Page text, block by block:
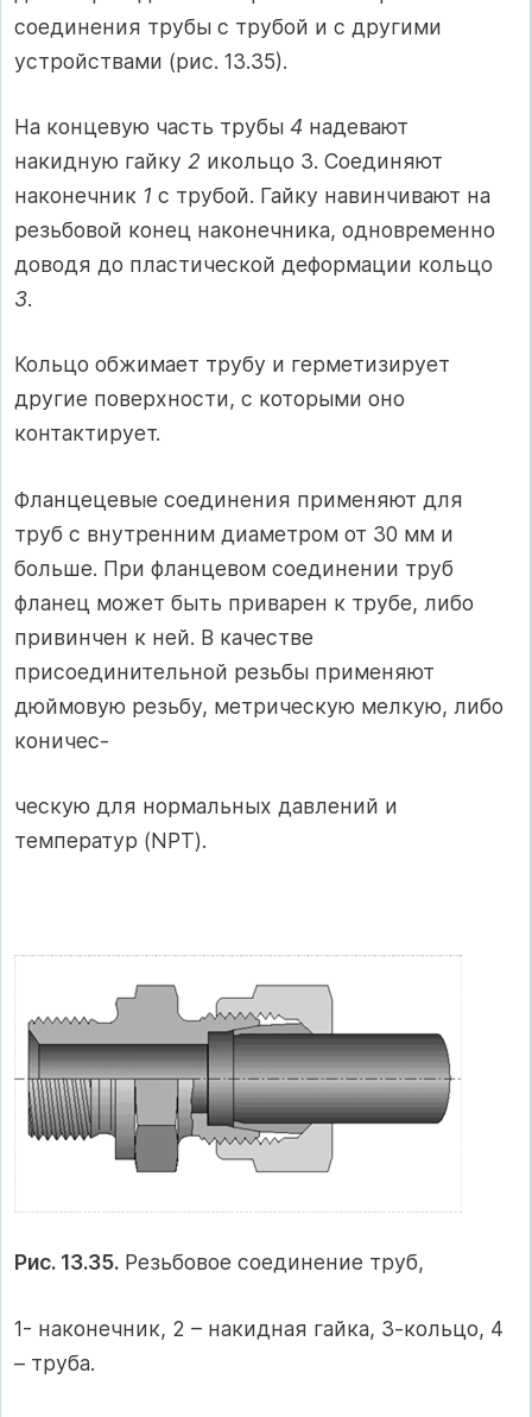
соединения трубы с трубой и с другими
устройствами (рис. 13.35).
На концевую часть трубы 4 надевают
накидную гайку 2 икольцо 3. Соединяют
наконечник 1 с трубой. Гайку навинчивают на
резьбовой конец наконечника, одновременно
доводя до пластической деформации кольцо
3.
Кольцо обжимает трубу и герметизирует
другие поверхности, с которыми оно
контактирует.
Фланцецевые соединения применяют для
труб с внутренним диаметром от 30 мм и
больше. При фланцевом соединении труб
фланец может быть приварен к трубе, либо
привинчен к ней. В качестве
присоединительной резьбы применяют
дюймовую резьбу, метрическую мелкую, либо
коничес-
ческую для нормальных давлений и
температур (NPT).
Рис. 13.35. Резьбовое соединение труб,
1- наконечник, 2 – накидная гайка, 3-кольцо, 4
– труба.